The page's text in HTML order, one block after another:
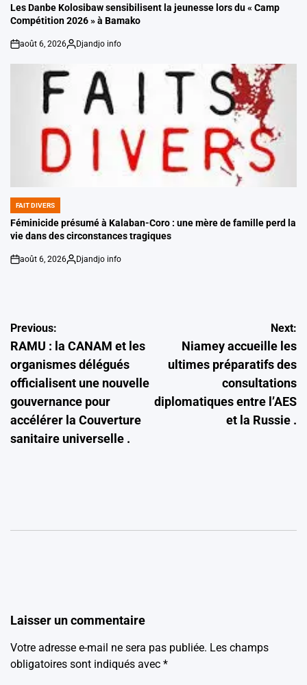
INLes Danbe Kolosibaw sensibilisent la jeunesse lors du « Camp
Compétition 2026 » à Bamako
on
août 6, 2026
Posted
Djandjo info
POSTED
IN
FAIT DIVERS
Féminicide présumé à Kalaban-Coro : une mère de famille perd la
vie dans des circonstances tragiques
on
août 6, 2026
Posted
Djandjo info
Navigation
de
l’article
Previous:
RAMU : la CANAM et les
organismes délégués
officialisent une nouvelle
gouvernance pour
accélérer la Couverture
sanitaire universelle .
Next:
Niamey accueille les
ultimes préparatifs des
consultations
diplomatiques entre l’AES
et la Russie .
Laisser un commentaire
Votre adresse e-mail ne sera pas publiée. Les champs
obligatoires sont indiqués avec *